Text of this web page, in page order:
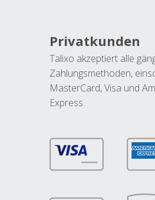
Privatkunden
Talixo akzeptiert alle
Zahlungsmethoden,
MasterCard, Visa und
Express.